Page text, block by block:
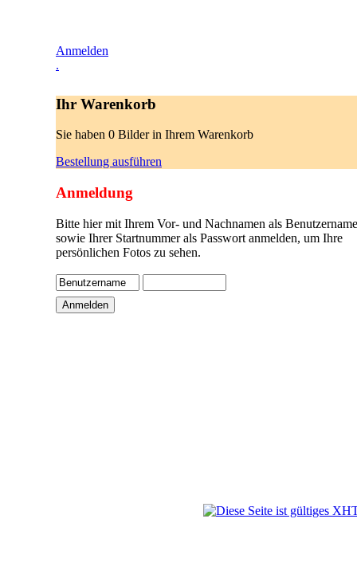
Anmelden
.
Ihr Warenkorb
Sie haben 0 Bilder in Ihrem Warenkorb
Bestellung ausführen
Anmeldung
Bitte hier mit Ihrem Vor- und Nachnamen als
sowie Ihrer Startnummer als Passwort anmelden, um Ihre
persönlichen Fotos zu sehen.